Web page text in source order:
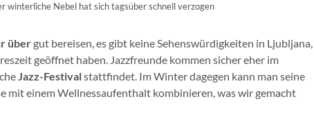
winterliche Nebel hat sich tagsüber schnell verzogen
über gut bereisen, es gibt keine Sehenswürdigkeiten in Ljubljana,
geöffnet haben. Jazzfreunde kommen sicher eher im
Jazz-Festivalstattfindet. Im Winter dagegen kann man seine
mit einem Wellnessaufenthalt kombinieren, was wir gemacht